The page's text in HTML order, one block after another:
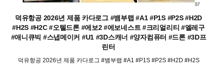
덕유항공 2026년 제품 카다로그 #뱀부랩 #A1 #P1S #P2S #H2D
#H2S #H2C #오텔드론 #에보2 #에보네스트 #크리얼리티 #엘레구
#애니큐빅 #스냅메이커 #U1 #3D스캐너 #양자컴퓨터 #드론 #3D프
린터
덕유항공 2026년 제품 카다로그 #뱀부랩 #A1 #P1S #P2S #H2D #H2S